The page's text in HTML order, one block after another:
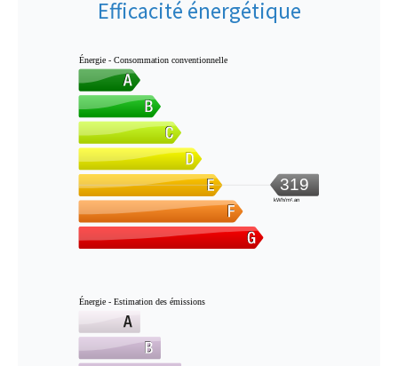
Efficacité énergétique
Énergie - Consommation conventionnelle
319
kWh/m².an
Énergie - Estimation des émissions